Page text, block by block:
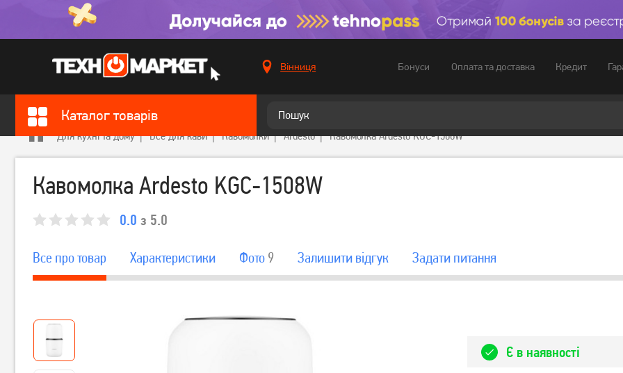
Вінниця Бонуси Оплата та доставка Кредит
Каталог товарів
Для кухні та дому Все для кави Кавомолки Ardesto Кавомолка Ardesto KGC-1508W
Кавомолка Ardesto KGC-1508W
0.0 з 5.0
Все про товар Характеристики Фото 9 Залишити вiдгук Задати питання
Є в наявності